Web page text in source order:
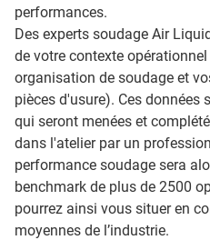
performances.
Des experts soudage Air
de votre contexte
organisation de soudage et
pièces d'usure). Ces données
qui seront menées et
dans l'atelier par un
performance soudage sera
benchmark de plus de 2500
pourrez ainsi vous situer en
moyennes de l’industrie.